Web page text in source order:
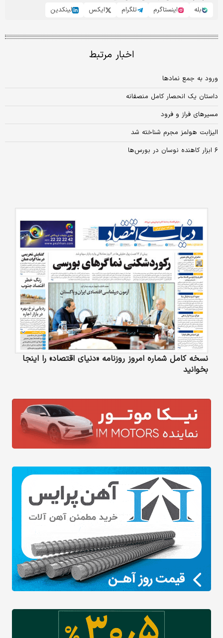
بله
اینستاگرم تلگرام ایکس لینکدین
اخبار مرتبط
ورود به جمع نمادها
داستان یک انحصار کامل منصفانه
مسیرهای فراز و فرود
الیزابت هولمز مجرم شناخته شد
۶ ابزار کاهنده نوسان در بورس‌ها
نسخه کامل شماره امروز روزنامه «دنیای‌ اقتصاد» را اینجا
بخوانید